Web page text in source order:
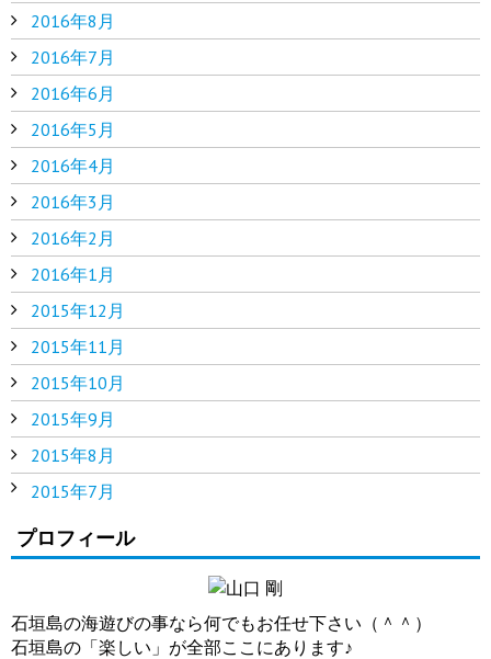
2016年8月
2016年7月
2016年6月
2016年5月
2016年4月
2016年3月
2016年2月
2016年1月
2015年12月
2015年11月
2015年10月
2015年9月
2015年8月
2015年7月
プロフィール
石垣島の海遊びの事なら何でもお任せ下さい（＾＾）
石垣島の「楽しい」が全部ここにあります♪